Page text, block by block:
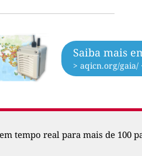
Saiba mais
> aqicn.org/gaia/
tempo real para mais de 100